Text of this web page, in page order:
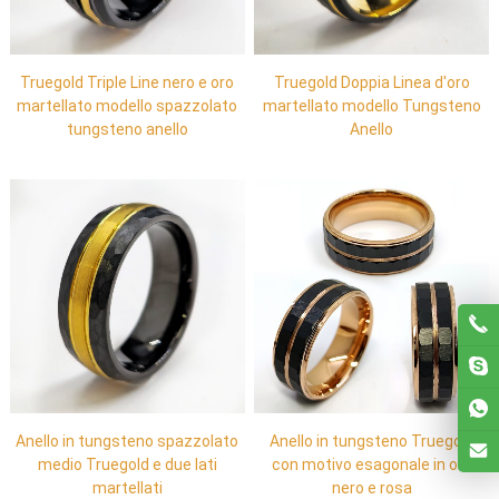
Truegold Triple Line nero e oro
martellato modello spazzolato
tungsteno anello
Truegold Doppia Linea d'oro
martellato modello Tungsteno
Anello
Anello in tungsteno spazzolato
medio Truegold e due lati
martellati
Anello in tungsteno Truegold
con motivo esagonale in oro
nero e rosa